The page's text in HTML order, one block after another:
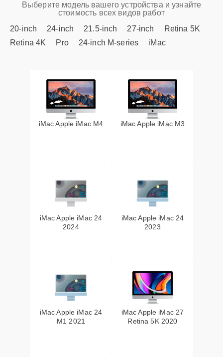
Выберите модель вашего устройства и узнайте
стоимость всех видов работ
20-inch
24-inch 21.5-inch 27-inch
Retina 5K
Retina 4K
Pro 24-inch M-series iMac
iMac Apple iMac M4 iMac Apple iMac M3
iMac Apple iMac 24
2024
iMac Apple iMac 24
2023
iMac Apple iMac 24
M1 2021
iMac Apple iMac 27
Retina 5K 2020